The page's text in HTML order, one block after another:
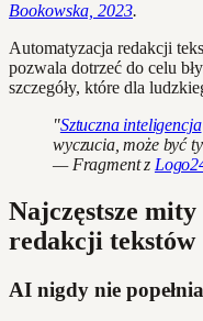
Bookowska, 2023.
Automatyzacja redakcji
pozwala dotrzeć do celu
szczegóły, które dla
"Sztuczna inteligencja
wyczucia, może być
— Fragment z
Najczęstsze
redakcji tekstów
AI nigdy nie